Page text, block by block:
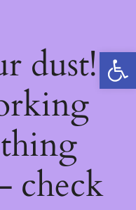
Ανοίξτε τη γραμμή εργαλείων
dust!
check